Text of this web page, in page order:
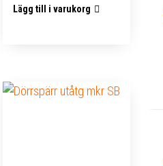
Lägg till i varukorg